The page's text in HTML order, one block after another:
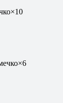
×10
×6